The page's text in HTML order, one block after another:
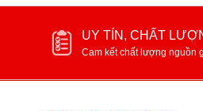
UY TÍN, CHẤT
Cam kết chất lượng nguồn